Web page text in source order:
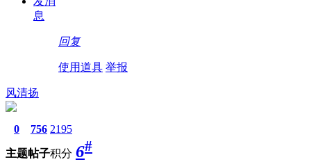
息
回复
使用道具 举报
风清扬
0
主题
756
帖子
2195
积分 6#